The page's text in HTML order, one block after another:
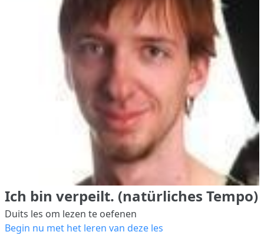
Ich bin verpeilt. (natürliches Tempo)
Duits les om lezen te oefenen
Begin nu met het leren van deze les